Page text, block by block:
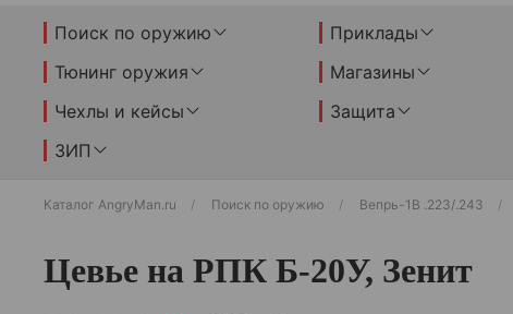
Поиск по оружию Приклады
Тюнинг оружия
Магазины
Чехлы и кейсы
Защита
ЗИП
Каталог AngryMan.ru Поиск по оружию Вепрь-1В .223/.243
Цевье на РПК Б-20У, Зенит